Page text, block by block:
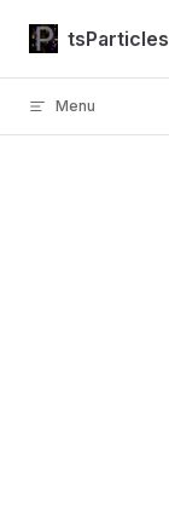
Skip to content
tsParticles
Menu